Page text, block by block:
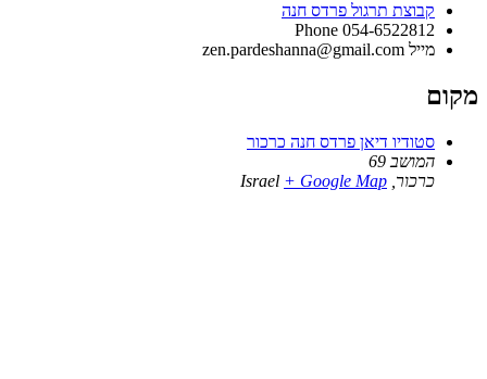
קבוצת תרגול פרדס חנה
Phone 054-6522812
מייל zen.pardeshanna@gmail.com
מקום
סטודיו דיאן פרדס חנה כרכור
המושב 69
כרכור
Israel + Google Map